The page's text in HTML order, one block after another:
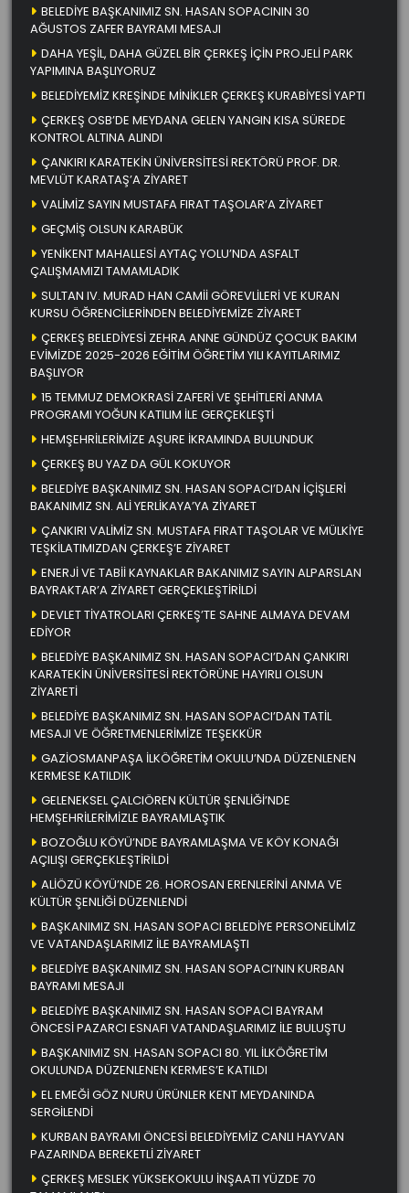
BELEDİYE BAŞKANIMIZ SN. HASAN SOPACININ 30
AĞUSTOS ZAFER BAYRAMI MESAJI
DAHA YEŞİL, DAHA GÜZEL BİR ÇERKEŞ İÇİN PROJELİ PARK
YAPIMINA BAŞLIYORUZ
BELEDİYEMİZ KREŞİNDE MİNİKLER ÇERKEŞ KURABİYESİ YAPTI
ÇERKEŞ OSB’DE MEYDANA GELEN YANGIN KISA SÜREDE
KONTROL ALTINA ALINDI
ÇANKIRI KARATEKİN ÜNİVERSİTESİ REKTÖRÜ PROF. DR.
MEVLÜT KARATAŞ’A ZİYARET
VALİMİZ SAYIN MUSTAFA FIRAT TAŞOLAR’A ZİYARET
GEÇMİŞ OLSUN KARABÜK
YENİKENT MAHALLESİ AYTAÇ YOLU’NDA ASFALT
ÇALIŞMAMIZI TAMAMLADIK
SULTAN IV. MURAD HAN CAMİİ GÖREVLİLERİ VE KURAN
KURSU ÖĞRENCİLERİNDEN BELEDİYEMİZE ZİYARET
ÇERKEŞ BELEDİYESİ ZEHRA ANNE GÜNDÜZ ÇOCUK BAKIM
EVİMİZDE 2025-2026 EĞİTİM ÖĞRETİM YILI KAYITLARIMIZ
BAŞLIYOR
15 TEMMUZ DEMOKRASİ ZAFERİ VE ŞEHİTLERİ ANMA
PROGRAMI YOĞUN KATILIM İLE GERÇEKLEŞTİ
HEMŞEHRİLERİMİZE AŞURE İKRAMINDA BULUNDUK
ÇERKEŞ BU YAZ DA GÜL KOKUYOR
BELEDİYE BAŞKANIMIZ SN. HASAN SOPACI’DAN İÇİŞLERİ
BAKANIMIZ SN. ALİ YERLİKAYA’YA ZİYARET
ÇANKIRI VALİMİZ SN. MUSTAFA FIRAT TAŞOLAR VE MÜLKİYE
TEŞKİLATIMIZDAN ÇERKEŞ’E ZİYARET
ENERJİ VE TABİİ KAYNAKLAR BAKANIMIZ SAYIN ALPARSLAN
BAYRAKTAR’A ZİYARET GERÇEKLEŞTİRİLDİ
DEVLET TİYATROLARI ÇERKEŞ’TE SAHNE ALMAYA DEVAM
EDİYOR
BELEDİYE BAŞKANIMIZ SN. HASAN SOPACI’DAN ÇANKIRI
KARATEKİN ÜNİVERSİTESİ REKTÖRÜNE HAYIRLI OLSUN
ZİYARETİ
BELEDİYE BAŞKANIMIZ SN. HASAN SOPACI’DAN TATİL
MESAJI VE ÖĞRETMENLERİMİZE TEŞEKKÜR
GAZİOSMANPAŞA İLKÖĞRETİM OKULU’NDA DÜZENLENEN
KERMESE KATILDIK
GELENEKSEL ÇALCIÖREN KÜLTÜR ŞENLİĞİ’NDE
HEMŞEHRİLERİMİZLE BAYRAMLAŞTIK
BOZOĞLU KÖYÜ’NDE BAYRAMLAŞMA VE KÖY KONAĞI
AÇILIŞI GERÇEKLEŞTİRİLDİ
ALİÖZÜ KÖYÜ’NDE 26. HOROSAN ERENLERİNİ ANMA VE
KÜLTÜR ŞENLİĞİ DÜZENLENDİ
BAŞKANIMIZ SN. HASAN SOPACI BELEDİYE PERSONELİMİZ
VE VATANDAŞLARIMIZ İLE BAYRAMLAŞTI
BELEDİYE BAŞKANIMIZ SN. HASAN SOPACI’NIN KURBAN
BAYRAMI MESAJI
BELEDİYE BAŞKANIMIZ SN. HASAN SOPACI BAYRAM
ÖNCESİ PAZARCI ESNAFI VATANDAŞLARIMIZ İLE BULUŞTU
BAŞKANIMIZ SN. HASAN SOPACI 80. YIL İLKÖĞRETİM
OKULUNDA DÜZENLENEN KERMES’E KATILDI
EL EMEĞİ GÖZ NURU ÜRÜNLER KENT MEYDANINDA
SERGİLENDİ
KURBAN BAYRAMI ÖNCESİ BELEDİYEMİZ CANLI HAYVAN
PAZARINDA BEREKETLİ ZİYARET
ÇERKEŞ MESLEK YÜKSEKOKULU İNŞAATI YÜZDE 70